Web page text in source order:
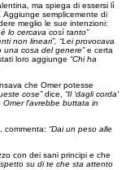
ma spiega di essersi lì
Aggiunge semplicemente di
meglio le sue intenzioni:
lo cercava così tanto”
non lineari”, “Lei provocava
una cosa del genere”e certa
loro aggiunge “Chi ha
che Omer potesse
cose”dice, “Il ‘dagli corda'
Omer l'avrebbe buttata in
commenta: “Dai un peso alle
con dei sani principi e che
su di te che sta attento